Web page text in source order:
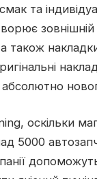
та
також
оскільки
5000